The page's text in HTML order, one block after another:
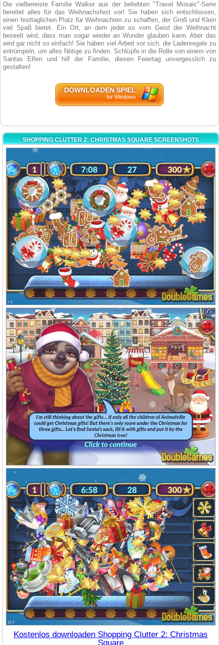
Die vielbereiste Familie Walker aus der beliebten "Travel Mosaic"-Serie
bereitet alles für das Weihnachsfest vor! Sie haben sich entschlossen,
einen festtaglichen Platz für Weihnachten zu schaffen, der Groß und Klein
viel Spaß bietet. Ein Ort, an dem jeder so vom Geist der Weihnacht
beseelt wird, dass man sogar wieder an Wunder glauben kann. Aber das
wird gar nicht so einfach! Sie haben viel Arbeit vor sich, die Ladenregale zu
entrümpeln, um alles Nötige zu finden. Schlüpfe in die Rolle von einem von
Santas Elfen und hilf der Familie, diesen Feiertag unvergesslich zu
gestalten!
DOWNLOADEN SPIEL
for Windows
SHOPPING CLUTTER 2: CHRISTMAS SQUARE SCREENSHOTS
Kostenlos downloaden Shopping Clutter 2: Christmas
Square